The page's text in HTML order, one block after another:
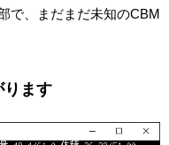
で、まだまだ未知のCBM
ります